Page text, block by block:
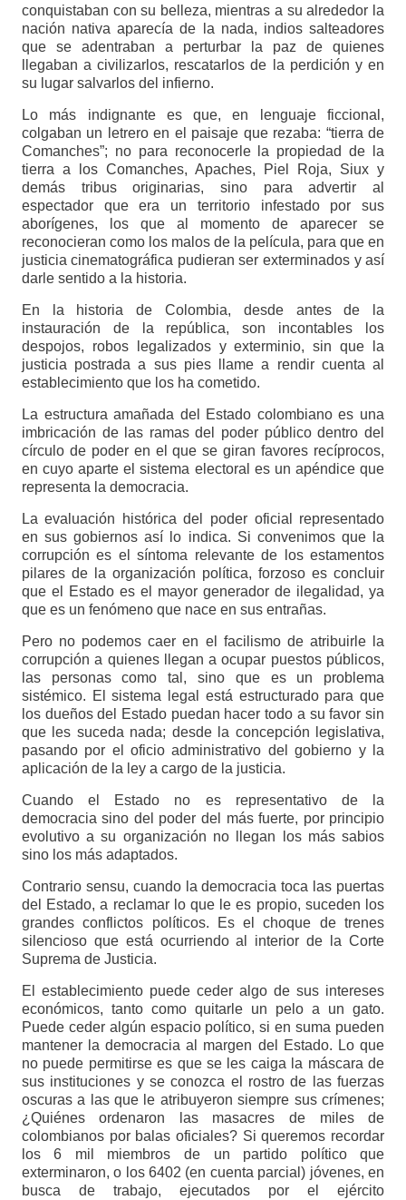
conquistaban con su belleza, mientras a su alrededor la
nación nativa aparecía de la nada, indios salteadores
que se adentraban a perturbar la paz de quienes
llegaban a civilizarlos, rescatarlos de la perdición y en
su lugar salvarlos del infierno.
Lo más indignante es que, en lenguaje ficcional,
colgaban un letrero en el paisaje que rezaba: “tierra de
Comanches”; no para reconocerle la propiedad de la
tierra a los Comanches, Apaches, Piel Roja, Siux y
demás tribus originarias, sino para advertir al
espectador que era un territorio infestado por sus
aborígenes, los que al momento de aparecer se
reconocieran como los malos de la película, para que en
justicia cinematográfica pudieran ser exterminados y así
darle sentido a la historia.
En la historia de Colombia, desde antes de la
instauración de la república, son incontables los
despojos, robos legalizados y exterminio, sin que la
justicia postrada a sus pies llame a rendir cuenta al
establecimiento que los ha cometido.
La estructura amañada del Estado colombiano es una
imbricación de las ramas del poder público dentro del
círculo de poder en el que se giran favores recíprocos,
en cuyo aparte el sistema electoral es un apéndice que
representa la democracia.
La evaluación histórica del poder oficial representado
en sus gobiernos así lo indica. Si convenimos que la
corrupción es el síntoma relevante de los estamentos
pilares de la organización política, forzoso es concluir
que el Estado es el mayor generador de ilegalidad, ya
que es un fenómeno que nace en sus entrañas.
Pero no podemos caer en el facilismo de atribuirle la
corrupción a quienes llegan a ocupar puestos públicos,
las personas como tal, sino que es un problema
sistémico. El sistema legal está estructurado para que
los dueños del Estado puedan hacer todo a su favor sin
que les suceda nada; desde la concepción legislativa,
pasando por el oficio administrativo del gobierno y la
aplicación de la ley a cargo de la justicia.
Cuando el Estado no es representativo de la
democracia sino del poder del más fuerte, por principio
evolutivo a su organización no llegan los más sabios
sino los más adaptados.
Contrario sensu, cuando la democracia toca las puertas
del Estado, a reclamar lo que le es propio, suceden los
grandes conflictos políticos. Es el choque de trenes
silencioso que está ocurriendo al interior de la Corte
Suprema de Justicia.
El establecimiento puede ceder algo de sus intereses
económicos, tanto como quitarle un pelo a un gato.
Puede ceder algún espacio político, si en suma pueden
mantener la democracia al margen del Estado. Lo que
no puede permitirse es que se les caiga la máscara de
sus instituciones y se conozca el rostro de las fuerzas
oscuras a las que le atribuyeron siempre sus crímenes;
¿Quiénes ordenaron las masacres de miles de
colombianos por balas oficiales? Si queremos recordar
los 6 mil miembros de un partido político que
exterminaron, o los 6402 (en cuenta parcial) jóvenes, en
busca de trabajo, ejecutados por el ejército